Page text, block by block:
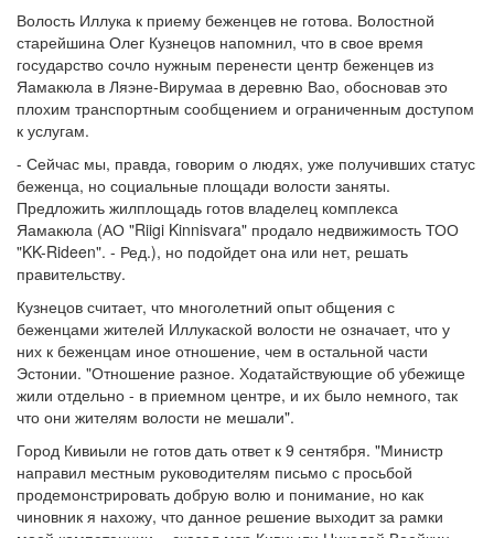
Волость Иллука к приему беженцев не готова. Волостной
старейшина Олег Кузнецов напомнил, что в свое время
государство сочло нужным перенести центр беженцев из
Яамакюла в Ляэне-Вирумаа в деревню Вао, обосновав это
плохим транспортным сообщением и ограниченным доступом
к услугам.
- Сейчас мы, правда, говорим о людях, уже получивших статус
беженца, но социальные площади волости заняты.
Предложить жилплощадь готов владелец комплекса
Яамакюла (АО "Riigi Kinnisvara" продало недвижимость ТОО
"KK-Rideen". - Ред.), но подойдет она или нет, решать
правительству.
Кузнецов считает, что многолетний опыт общения с
беженцами жителей Иллукаской волости не означает, что у
них к беженцам иное отношение, чем в остальной части
Эстонии. "Отношение разное. Ходатайствующие об убежище
жили отдельно - в приемном центре, и их было немного, так
что они жителям волости не мешали".
Город Кивиыли не готов дать ответ к 9 сентября. "Министр
направил местным руководителям письмо с просьбой
продемонстрировать добрую волю и понимание, но как
чиновник я нахожу, что данное решение выходит за рамки